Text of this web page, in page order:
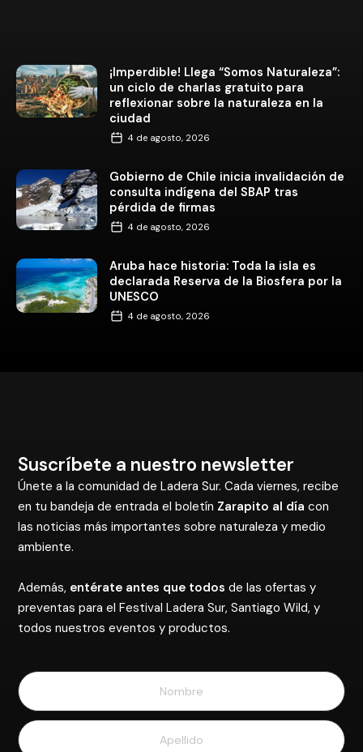
¡Imperdible! Llega “Somos Naturaleza”:
un ciclo de charlas gratuito para
reflexionar sobre la naturaleza en la
ciudad
4 de agosto, 2026
Gobierno de Chile inicia invalidación de
consulta indígena del SBAP tras
pérdida de firmas
4 de agosto, 2026
Aruba hace historia: Toda la isla es
declarada Reserva de la Biosfera por la
UNESCO
4 de agosto, 2026
Suscríbete a nuestro newsletter
Únete a la comunidad de Ladera Sur. Cada viernes, recibe
en tu bandeja de entrada el boletín Zarapito al día con
las noticias más importantes sobre naturaleza y medio
ambiente.
Además, entérate antes que todos de las ofertas y
preventas para el Festival Ladera Sur, Santiago Wild, y
todos nuestros eventos y productos.